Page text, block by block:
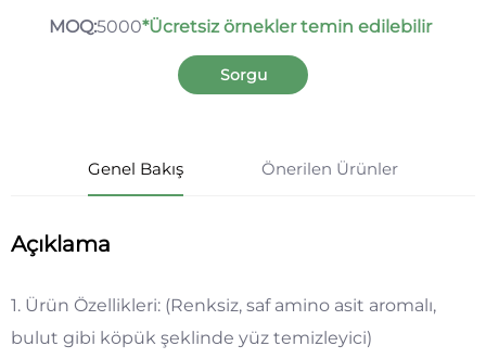
MOQ:5000*Ücretsiz örnekler temin edilebilir
Sorgu
Genel Bakış Önerilen Ürünler
Açıklama
1. Ürün Özellikleri: (Renksiz, saf amino asit aromalı,
bulut gibi köpük şeklinde yüz temizleyici)